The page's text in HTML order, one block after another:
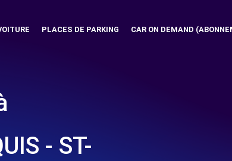
PLACES DE PARKING CAR ON DEMAND
- ST-